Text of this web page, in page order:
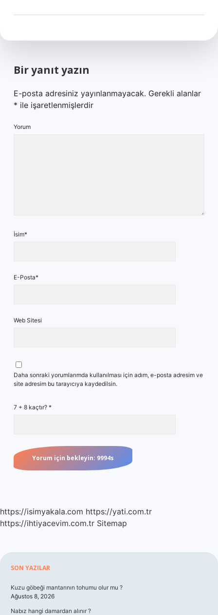
Bir yanıt yazın
E-posta adresiniz yayınlanmayacak. Gerekli alanlar
* ile işaretlenmişlerdir
Yorum
İsim*
E-Posta*
Web Sitesi
Daha sonraki yorumlarımda kullanılması için adım, e-posta adresim ve
site adresim bu tarayıcıya kaydedilsin.
7 + 8 kaçtır? *
https://isimyakala.com https://yati.com.tr
https://ihtiyacevim.com.tr Sitemap
Sidebar
SON YAZILAR
Kuzu göbeği mantarının tohumu olur mu ?
Ağustos 8, 2026
Nabız hangi damardan alınır ?